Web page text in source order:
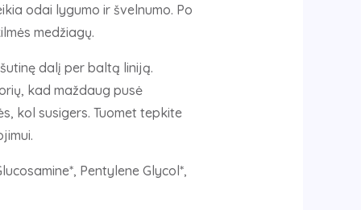
odai lygumo ir švelnumo. Po
medžiagų.
dalį per baltą liniją.
kad maždaug pusė
kol susigers. Tuomet tepkite
Pentylene Glycol*,